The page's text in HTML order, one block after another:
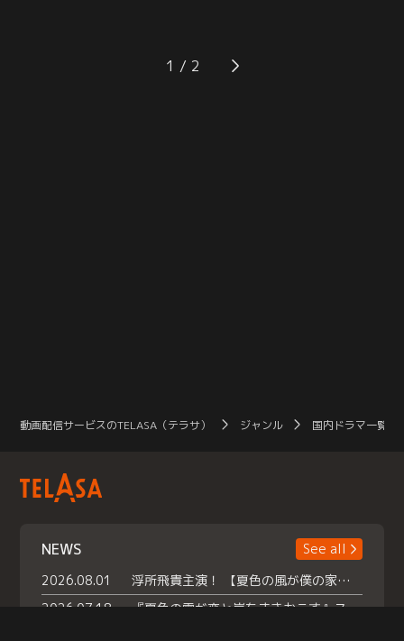
『竹内』に委託することだった。そ
んな中、蜂矢（小泉孝太郎）が凌
レゼンの時間までわずか24時間。資
料作成の準備に追われていた絹恵
1
動画配信サービスのTELASA（テラサ） ジャンル 国内ドラマ一覧（
NEWS
See all
2026.08.01
浮所飛貴主演！ 【夏色の風が僕の家にやってきた】 本日よりテラサで独占配信スタート！
2026.07.18
『夏色の雲が恋と嵐をまきおこす』スペシャルメイキング 【Part1】2026年７月18日（土）23時30分～配信スタート！話題のシーンの裏側を大公開！豪華キャスト大集合！ 『武宮家 真夏の家族会議』開催！